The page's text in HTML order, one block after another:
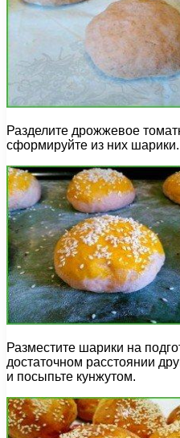
Разделите дрожжевое
сформируйте из них шарики.
Разместите шарики на
достаточном расстоянии
и посыпьте кунжутом.